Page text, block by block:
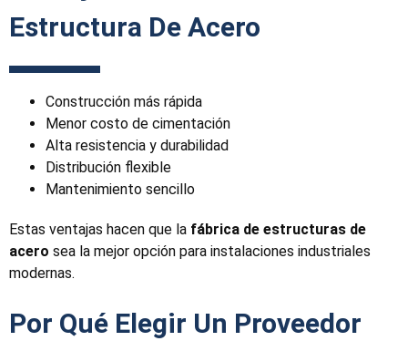
Estructura De Acero
Construcción más rápida
Menor costo de cimentación
Alta resistencia y durabilidad
Distribución flexible
Mantenimiento sencillo
Estas ventajas hacen que la fábrica de estructuras de
acero sea la mejor opción para instalaciones industriales
modernas.
Por Qué Elegir Un Proveedor